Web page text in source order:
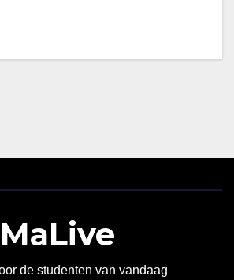
MaLive
de studenten van vandaag